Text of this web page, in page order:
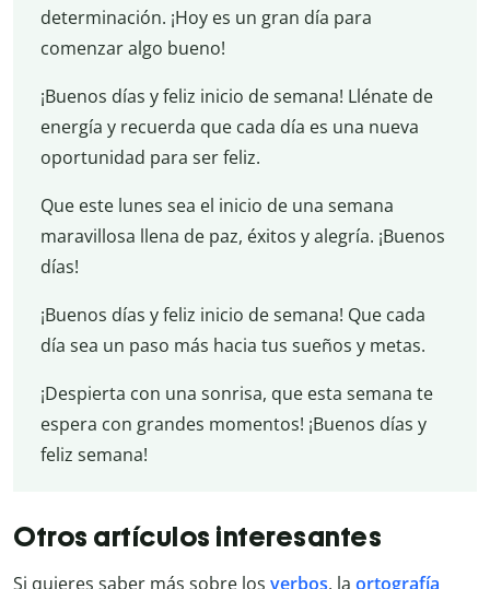
determinación. ¡Hoy es un gran día para
comenzar algo bueno!
¡Buenos días y feliz inicio de semana! Llénate de
energía y recuerda que cada día es una nueva
oportunidad para ser feliz.
Que este lunes sea el inicio de una semana
maravillosa llena de paz, éxitos y alegría. ¡Buenos
días!
¡Buenos días y feliz inicio de semana! Que cada
día sea un paso más hacia tus sueños y metas.
¡Despierta con una sonrisa, que esta semana te
espera con grandes momentos! ¡Buenos días y
feliz semana!
Otros artículos interesantes
Si quieres saber más sobre los verbos, la ortografía